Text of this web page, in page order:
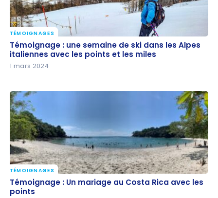
Témoignage : une semaine de ski dans les Alpes
italiennes avec les points et les miles
TÉMOIGNAGES
Témoignage : une semaine de ski dans les Alpes
italiennes avec les points et les miles
1 mars 2024
Témoignage : Un mariage au Costa Rica avec les
points
TÉMOIGNAGES
Témoignage : Un mariage au Costa Rica avec les
points